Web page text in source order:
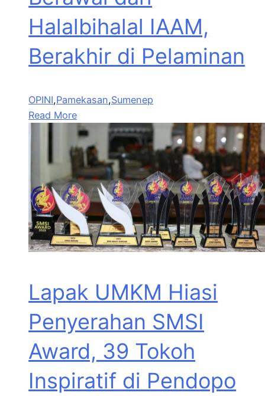
Halalbihalal IAAM,
Berakhir di Pelaminan
OPINI,Pamekasan,Sumenep
Read More
Lapak UMKM Hiasi
Penyerahan SMSI
Award, 39 Tokoh
Inspiratif di Pendopo